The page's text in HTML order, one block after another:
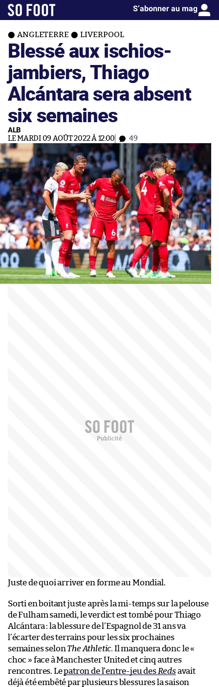
S’abonner au mag
ANGLETERRE LIVERPOOL
Blessé aux ischios-
jambiers, Thiago
Alcántara sera absent
six semaines
ALB
LE MARDI 09 AOÛT 2022 À 12:00 49
Juste de quoi arriver en forme au Mondial.
Sorti en boitant juste après la mi-temps sur la pelouse
de Fulham samedi, le verdict est tombé pour Thiago
Alcántara : la blessure de l’Espagnol de 31 ans va
l’écarter des terrains pour les six prochaines
semaines selon The Athletic. Il manquera donc le «
choc » face à Manchester United et cinq autres
rencontres. Lepatron de l’entre-jeu des Redsavait
déjà été embêté par plusieurs blessures la saison